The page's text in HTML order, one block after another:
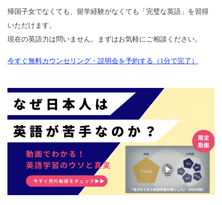
帰国子女でなくても、留学経験がなくても「完璧な英語」を習得
いただけます。
現在の英語力は問いません。まずはお気軽にご相談ください。
今すぐ無料カウンセリング・説明会を予約する（1分で完了）